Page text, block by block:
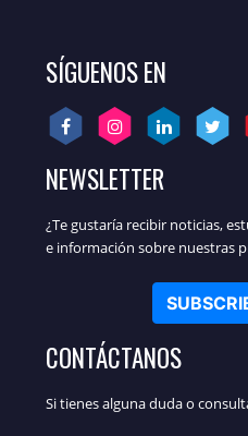
SÍGUENOS EN
NEWSLETTER
¿Te gustaría recibir noticias,
e información sobre nuestras
CONTÁCTANOS
Si tienes alguna duda o